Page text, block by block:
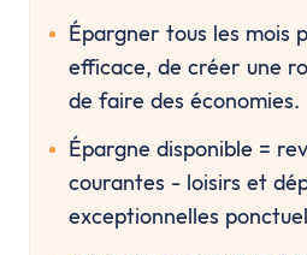
Épargner tous les mois
efficace, de créer une
de faire des économies.
Épargne disponible =
courantes - loisirs et
exceptionnelles